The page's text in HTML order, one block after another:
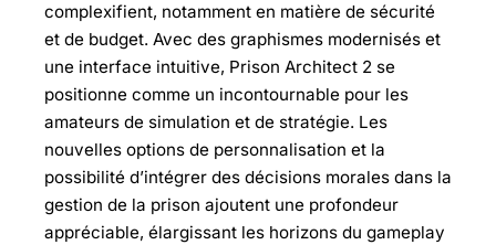
complexifient, notamment en matière de sécurité
et de budget. Avec des graphismes modernisés et
une interface intuitive, Prison Architect 2 se
positionne comme un incontournable pour les
amateurs de simulation et de stratégie. Les
nouvelles options de personnalisation et la
possibilité d’intégrer des décisions morales dans la
gestion de la prison ajoutent une profondeur
appréciable, élargissant les horizons du gameplay